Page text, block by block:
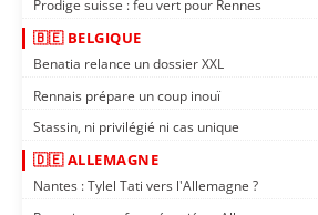
Prodige suisse : feu vert pour Rennes
🇧🇪 BELGIQUE
Benatia relance un dossier XXL
Rennais prépare un coup inouï
Stassin, ni privilégié ni cas unique
🇩🇪 ALLEMAGNE
Nantes : Tylel Tati vers l'Allemagne ?